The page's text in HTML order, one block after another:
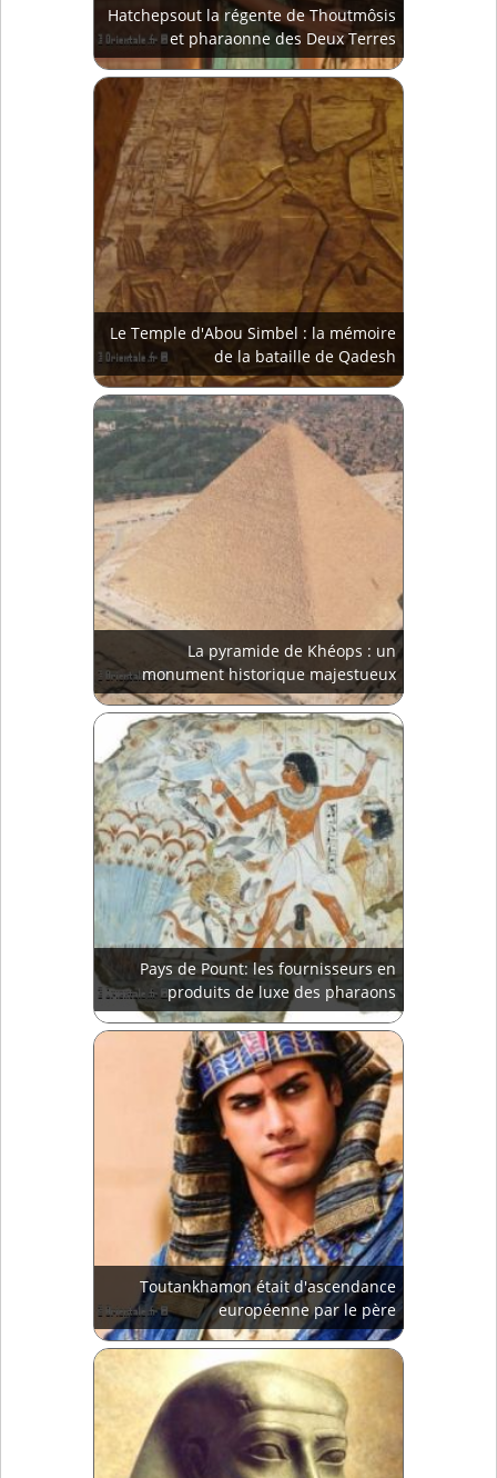
Hatchepsout la régente de Thoutmôsis
et pharaonne des Deux Terres
Le Temple d'Abou Simbel : la mémoire
de la bataille de Qadesh
La pyramide de Khéops : un
monument historique majestueux
Pays de Pount: les fournisseurs en
produits de luxe des pharaons
Toutankhamon était d'ascendance
européenne par le père